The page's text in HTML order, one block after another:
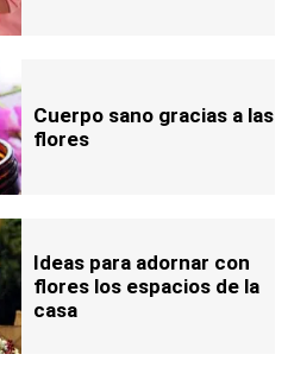
Cuerpo sano gracias a las
flores
Ideas para adornar con
flores los espacios de la
casa